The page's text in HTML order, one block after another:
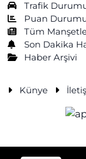
Trafik
Puan
Tüm
Son Dakika
Haber Arşivi
Künye